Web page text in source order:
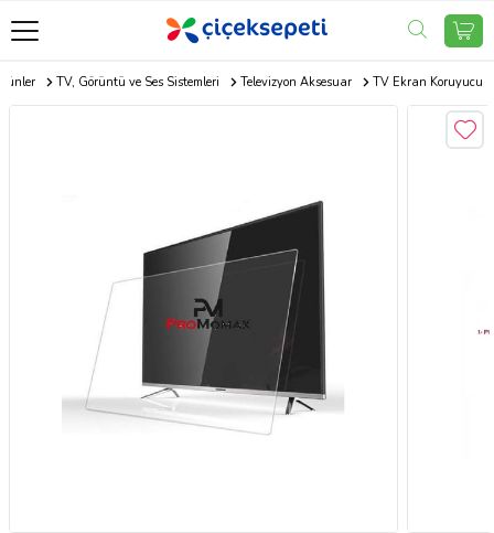
TV, Görüntü ve Ses Sistemleri Televizyon Aksesuar TV Ekran Koruyucu